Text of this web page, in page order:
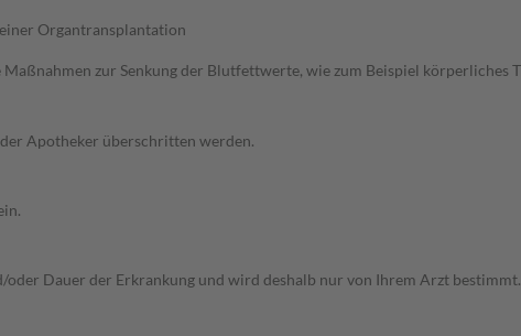
Organtransplantation
zur Senkung der Blutfettwerte, wie zum Beispiel körperliches
Apotheker überschritten werden.
Dauer der Erkrankung und wird deshalb nur von Ihrem Arzt